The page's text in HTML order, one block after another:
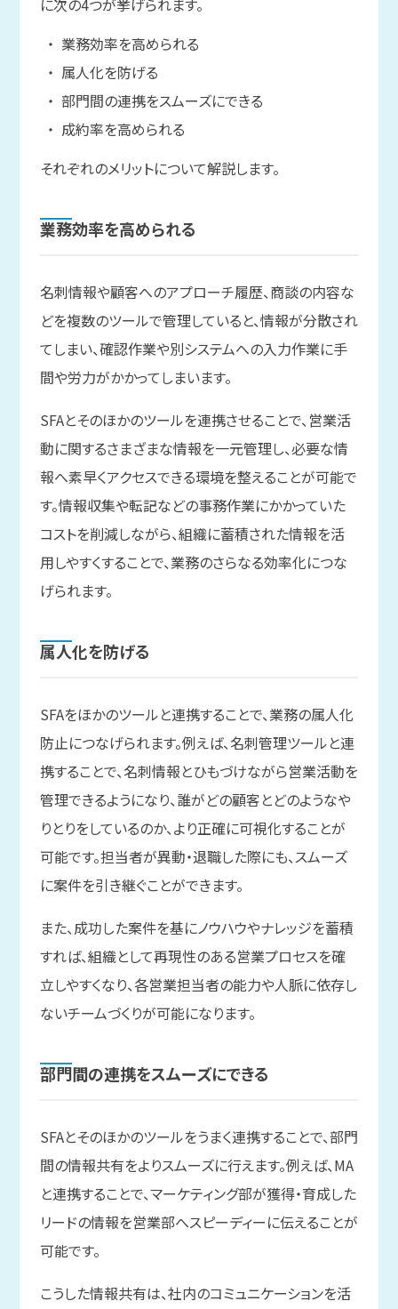
業務効率を高められる
属人化を防げる
部門間の連携をスムーズにできる
成約率を高められる
それぞれのメリットについて解説します。
業務効率を高められる
名刺情報や顧客へのアプローチ履歴、商談の内容な
どを複数のツールで管理していると、情報が分散され
てしまい、確認作業や別システムへの入力作業に手
間や労力がかかってしまいます。
SFAとそのほかのツールを連携させることで、営業活
動に関するさまざまな情報を一元管理し、必要な情
報へ素早くアクセスできる環境を整えることが可能で
す。情報収集や転記などの事務作業にかかっていた
コストを削減しながら、組織に蓄積された情報を活
用しやすくすることで、業務のさらなる効率化につな
げられます。
属人化を防げる
SFAをほかのツールと連携することで、業務の属人化
防止につなげられます。例えば、名刺管理ツールと連
携することで、名刺情報とひもづけながら営業活動を
管理できるようになり、誰がどの顧客とどのようなや
りとりをしているのか、より正確に可視化することが
可能です。担当者が異動・退職した際にも、スムーズ
に案件を引き継ぐことができます。
また、成功した案件を基にノウハウやナレッジを蓄積
すれば、組織として再現性のある営業プロセスを確
立しやすくなり、各営業担当者の能力や人脈に依存し
ないチームづくりが可能になります。
部門間の連携をスムーズにできる
SFAとそのほかのツールをうまく連携することで、部門
間の情報共有をよりスムーズに行えます。例えば、MA
と連携することで、マーケティング部が獲得・育成した
リードの情報を営業部へスピーディーに伝えることが
可能です。
こうした情報共有は、社内のコミュニケーションを活